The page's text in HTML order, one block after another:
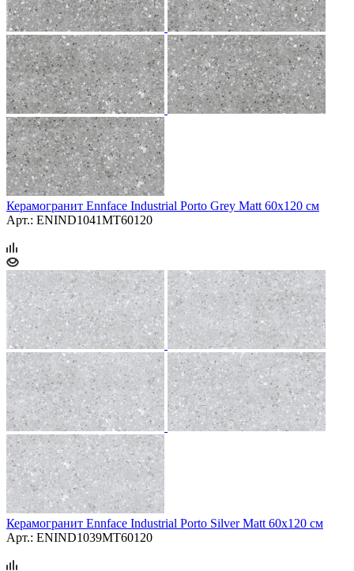
Керамогранит Ennface Industrial Porto Grey Matt 60x120 см
Арт.: ENIND1041MT60120
Керамогранит Ennface Industrial Porto Silver Matt 60x120 см
Арт.: ENIND1039MT60120